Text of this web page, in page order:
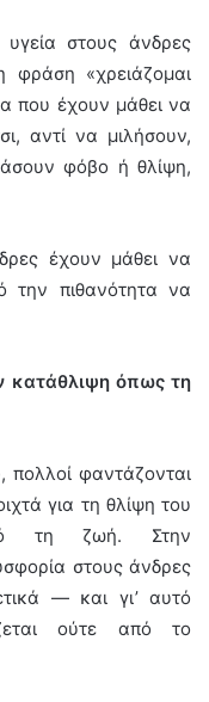
στους άνδρες
φράση «χρειάζομαι
που έχουν μάθει να
αντί να μιλήσουν,
φόβο ή θλίψη,
έχουν μάθει να
πιθανότητα να
κατάθλιψη όπως τη
φαντάζονται
για τη θλίψη του
τη ζωή. Στην
στους άνδρες
— και γι’ αυτό
ούτε από το